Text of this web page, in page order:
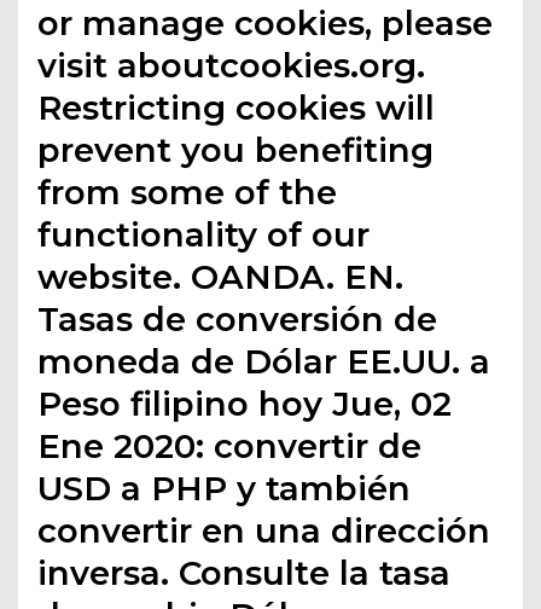
or manage cookies, please
visit aboutcookies.org.
Restricting cookies will
prevent you benefiting
from some of the
functionality of our
website. OANDA. EN.
Tasas de conversión de
moneda de Dólar EE.UU. a
Peso filipino hoy Jue, 02
Ene 2020: convertir de
USD a PHP y también
convertir en una dirección
inversa. Consulte la tasa